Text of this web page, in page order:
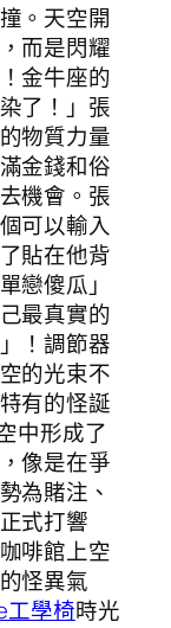
。天空開
而是閃耀
金牛座的
了！」張
物質力量
金錢和俗
機會。張
可以輸入
貼在他背
戀傻瓜」
最真實的
！調節器
的光束不
有的怪誕
中形成了
像是在爭
為賭注、
式打響
啡館上空
怪異氣
工學椅時光